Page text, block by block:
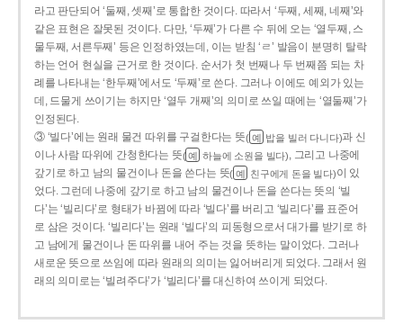
라고 판단되어 ‘둘째, 셋째’로 통합한 것이다. 따라서 ‘두째, 세째, 네째’와
같은 표현은 잘못된 것이다. 다만, ‘두째’가 다른 수 뒤에 오는 ‘열두째, 스
물두째, 서른두째’ 등은 인정하였는데, 이는 받침 ‘ㄹ’ 발음이 분명히 탈락
하는 언어 현실을 근거로 한 것이다. 순서가 첫 번째나 두 번째쯤 되는 차
례를 나타내는 ‘한두째’에서도 ‘두째’로 쓴다. 그러나 이에도 예외가 있는
데, 드물게 쓰이기는 하지만 ‘열두 개째’의 의미로 쓰일 때에는 ‘열둘째’가
인정된다.
③ ‘빌다’에는 원래 물건 따위를 구걸한다는 뜻( 예 밥을 빌러 다니다)과 신
이나 사람 따위에 간청한다는 뜻( 예 하늘에 소원을 빌다), 그리고 나중에
갚기로 하고 남의 물건이나 돈을 쓴다는 뜻( 예 친구에게 돈을 빌다)이 있
었다. 그런데 나중에 갚기로 하고 남의 물건이나 돈을 쓴다는 뜻의 ‘빌
다’는 ‘빌리다’로 형태가 바뀜에 따라 ‘빌다’를 버리고 ‘빌리다’를 표준어
로 삼은 것이다. ‘빌리다’는 원래 ‘빌다’의 피동형으로서 대가를 받기로 하
고 남에게 물건이나 돈 따위를 내어 주는 것을 뜻하는 말이었다. 그러나
새로운 뜻으로 쓰임에 따라 원래의 의미는 잃어버리게 되었다. 그래서 원
래의 의미로는 ‘빌려주다’가 ‘빌리다’를 대신하여 쓰이게 되었다.